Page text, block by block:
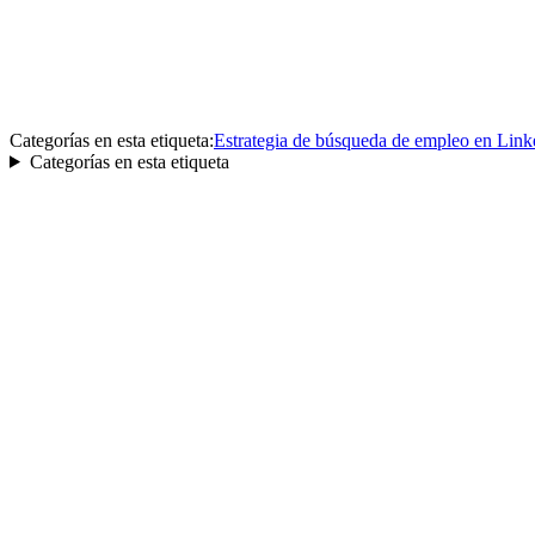
Categorías en esta etiqueta:Estrategia de búsqueda de empleo en
Categorías en esta etiqueta